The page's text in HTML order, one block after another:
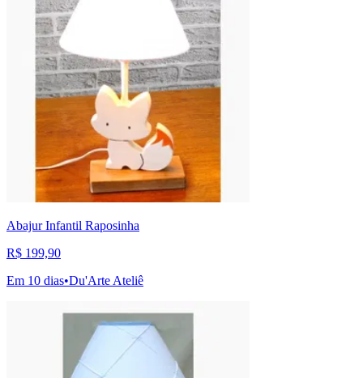
Abajur Infantil Raposinha
R$ 199,90
Em 10 dias•Du'Arte Ateliê